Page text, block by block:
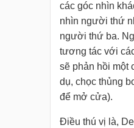
các góc nhìn
nhìn người thứ
người thứ ba.
tương tác với
sẽ phản hồi một
dụ, chọc thủng
để mở cửa).
Điều thú vị là,